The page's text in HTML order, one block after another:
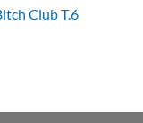
Club T.6